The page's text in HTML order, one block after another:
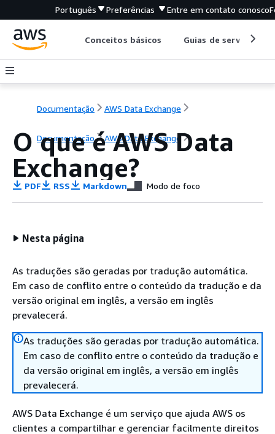
Português Preferências Entre em contato conosco
Conceitos básicos Guias de serviço
Documentação AWS Data Exchange
Documentação AWS Data Exchange
O que é AWS Data
Exchange?
PDF RSS Markdown Modo de foco
Nesta página
As traduções são geradas por tradução automática.
Em caso de conflito entre o conteúdo da tradução e da
versão original em inglês, a versão em inglês
prevalecerá.
As traduções são geradas por tradução automática.
Em caso de conflito entre o conteúdo da tradução e
da versão original em inglês, a versão em inglês
prevalecerá.
AWS Data Exchange é um serviço que ajuda AWS os
clientes a compartilhar e gerenciar facilmente direitos